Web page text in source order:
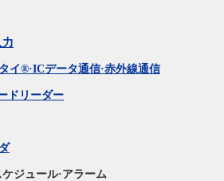
力
イ®·ICデータ通信·赤外線通信
ドリーダー
ジュール·アラーム